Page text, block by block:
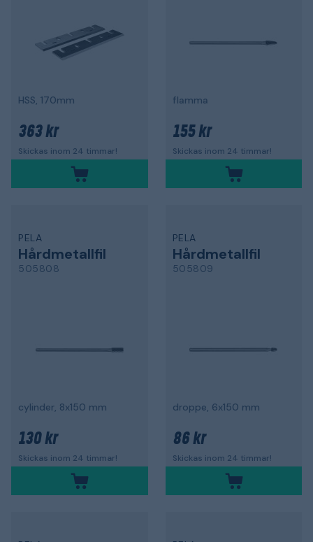
HSS, 170mm
363 kr
Skickas inom 24 timmar!
flamma
155 kr
Skickas inom 24 timmar!
PELA
Hårdmetallfil
505808
cylinder, 8x150 mm
130 kr
Skickas inom 24 timmar!
PELA
Hårdmetallfil
505809
droppe, 6x150 mm
86 kr
Skickas inom 24 timmar!